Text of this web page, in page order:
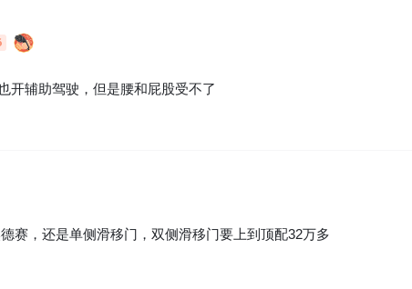
开辅助驾驶，但是腰和屁股受不了
赛，还是单侧滑移门，双侧滑移门要上到顶配32万多